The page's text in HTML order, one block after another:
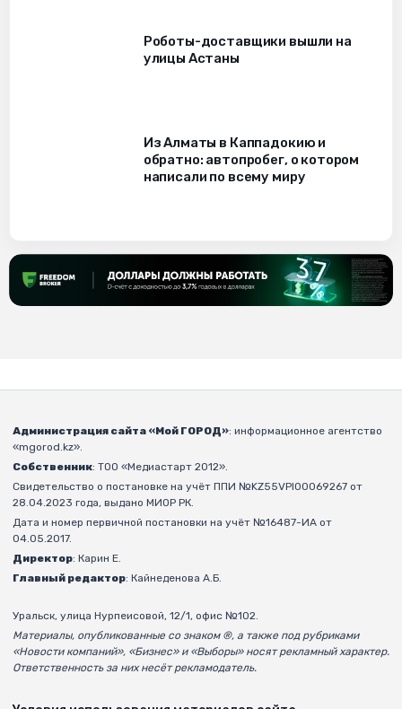
Роботы-доставщики вышли на
улицы Астаны
Из Алматы в Каппадокию и
обратно: автопробег, о котором
написали по всему миру
Администрация сайта «Мой ГОРОД»: информационное агентство
«mgorod.kz».
Собственник: ТОО «Медиастарт 2012».
Свидетельство о постановке на учёт ППИ №KZ55VPI00069267 от
28.04.2023 года, выдано МИОР РК.
Дата и номер первичной постановки на учёт №16487-ИА от
04.05.2017.
Директор: Карин Е.
Главный редактор: Кайнеденова А.Б.
Уральск, улица Нурпеисовой, 12/1, офис №102.
Материалы, опубликованные со знаком ®, а также под рубриками
«Новости компаний», «Бизнес» и «Выборы» носят рекламный характер.
Ответственность за них несёт рекламодатель.